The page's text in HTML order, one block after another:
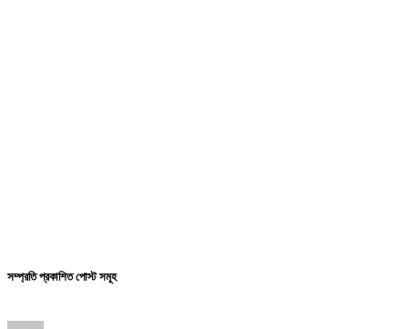
সম্প্রতি প্রকাশিত পোস্ট সমূহ